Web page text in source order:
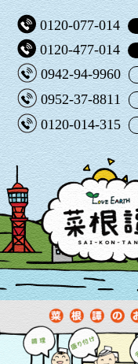
0120-077-014
0120-477-014
0942-94-9960
0952-37-8811
0120-014-315